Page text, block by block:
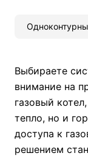
Выбираете
внимание на
газовый котел
тепло, но и
доступа к
решением